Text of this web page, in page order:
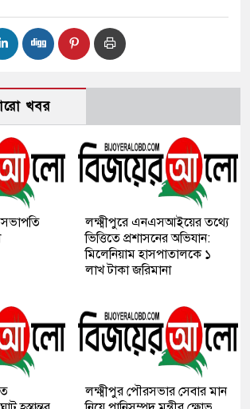
খবর
সভাপতি
লক্ষ্মীপুরে এনএসআইয়ের তথ্যে
ভিত্তিতে প্রশাসনের অভিযান:
মিলেনিয়াম হাসপাতালকে ১
লাখ টাকা জরিমানা
লক্ষ্মীপুর পৌরসভার সেবার মান